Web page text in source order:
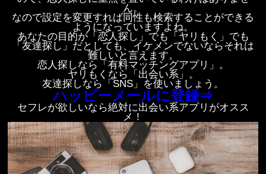
ん。
なので設定を変更すれば同性も検索することができる
ようになっていますよね。
あなたの目的が「恋人探し」でも「ヤリもく」でも
「友達探し」だとしても、イケメンでないならそれは
難しいと言えます。
恋人探しなら「有料マッチングアプリ」。
ヤリもくなら「出会い系」。
友達探しなら「SNS」を使いましょう。
ハッピーメールに登録⇒
セフレが欲しいなら絶対に出会い系アプリがオスス
メ！